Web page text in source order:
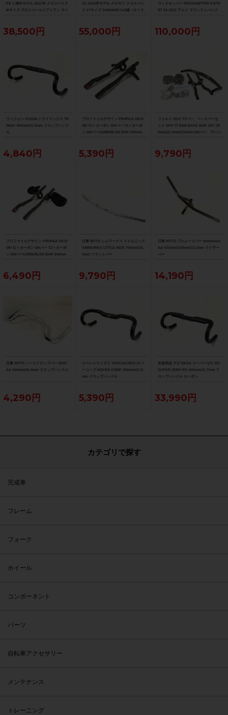
PE 3 海外モデル 2021年 クロスバイク
Mサイズ グロスコールドアイアン サイ
38,500円
S2 2020年モデル クロモリ クロスバイ
ク 17サイズ SHIMANO 3x8速（サイク
55,000円
ロックホッパー ROCKHOPPER EXPE
RT 29 2022 アルミ マウンテンバイク
送）
110,000円
ヴィジョン VISION トライマックス TR
IMAX 400mm/31.8mm ドロップハンド
ル
4,840円
プロファイルデザイン PROFILE DESI
GN T2＋カーボン DHバー T2＋カーボ
ン DHバーCARBON DH BAR 340mm
5,390円
フェルト FELT TTバー、ベースバーセ
ット IAT4 TT BAR BASE BAR SET 39
0mm/31.8mm/310mm DHバー、TTハン
9,790円
プロファイルデザイン PROFILE DESI
GN T2＋カーボン DHバー T2＋カーボ
ン DHバーCARBON DH BAR 340mm
6,490円
日東 NITTO シムワークス リトルニック
SIMWORKS LITTLE NICK 700mm/25.
4mm フラットバー
9,790円
日東 NITTO ブルムースバー bullmoose
bar 570mm/100mm/22.2mm ライザー
バー
14,190円
日東 NITTO ノースドロップバー B307
AA 440mm/25.4mm ドロップハンドル
4,290円
スペシャライズド SPECIALIZED ホバ
ーコンプ HOVER COMP 380mm/31.8
mm ドロップハンドル
5,390円
未使用品 デダ DEDA スーパーゼロ RS
SUPER ZERO RS 400mm/31.7mm ド
ロップハンドル カーボン
33,990円
カテゴリで探す
完成車
フレーム
フォーク
ホイール
コンポーネント
パーツ
自転車アクセサリー
メンテナンス
トレーニング